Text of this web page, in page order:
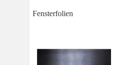
Fensterfolien